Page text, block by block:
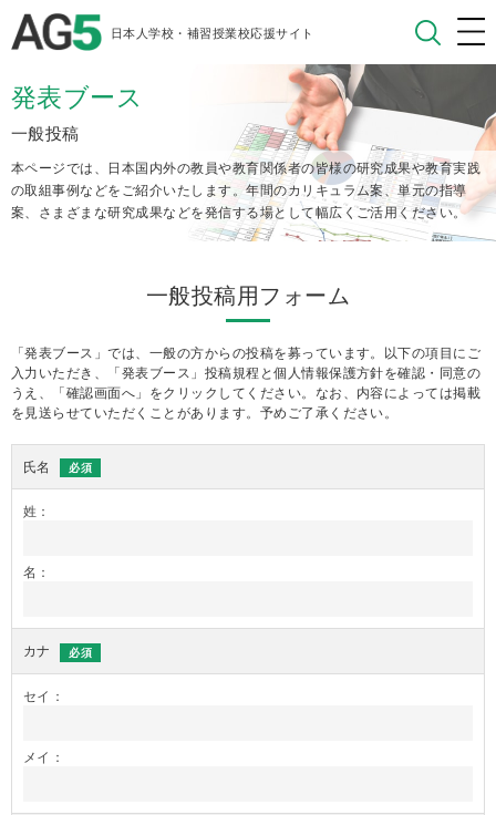
日本人学校・補習授業校応援サイト
発表ブース
一般投稿
本ページでは、日本国内外の教員や教育関係者の皆様の研究成果や教育実践
の取組事例などをご紹介いたします。年間のカリキュラム案、単元の指導
案、さまざまな研究成果などを発信する場として幅広くご活用ください。
一般投稿用フォーム
「発表ブース」では、一般の方からの投稿を募っています。以下の項目にご
入力いただき、「発表ブース」投稿規程と個人情報保護方針を確認・同意の
うえ、「確認画面へ」をクリックしてください。なお、内容によっては掲載
を見送らせていただくことがあります。予めご了承ください。
氏名 必須
姓：
名：
カナ 必須
セイ：
メイ：